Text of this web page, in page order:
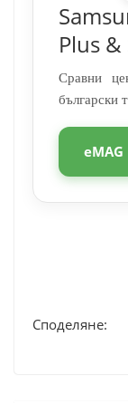
Plus &
Сравни
български
eMAG
Споделяне: